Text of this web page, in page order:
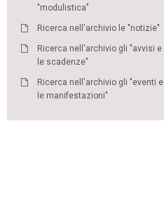
"modulistica"
Ricerca nell'archivio le "notizie"
Ricerca nell'archivio gli "avvisi e
le scadenze"
Ricerca nell'archivio gli "eventi e
le manifestazioni"